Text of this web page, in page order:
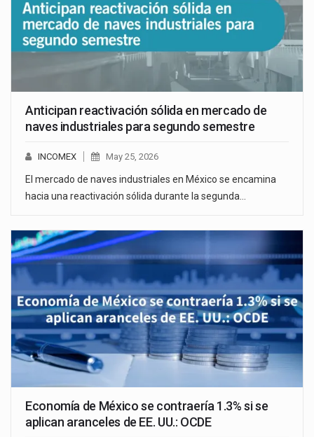
Anticipan reactivación sólida en mercado de
naves industriales para segundo semestre
INCOMEX May 25, 2026
El mercado de naves industriales en México se encamina
hacia una reactivación sólida durante la segunda…
Economía de México se contraería 1.3% si se
aplican aranceles de EE. UU.: OCDE